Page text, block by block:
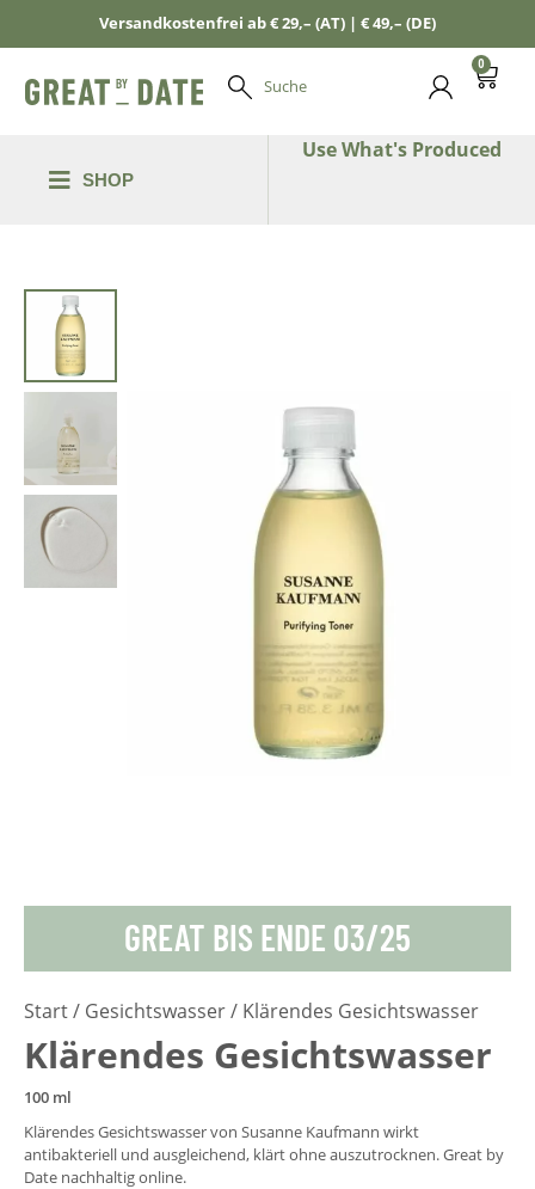
Versandkostenfrei ab € 29,– (AT) | € 49,– (DE)
Suche
0
SHOP
Use What's Produced
GREAT BIS ENDE 03/25
Start/ Gesichtswasser/ Klärendes Gesichtswasser
Klärendes Gesichtswasser
100 ml
Klärendes Gesichtswasser von Susanne Kaufmann wirkt
antibakteriell und ausgleichend, klärt ohne auszutrocknen. Great by
Date nachhaltig online.